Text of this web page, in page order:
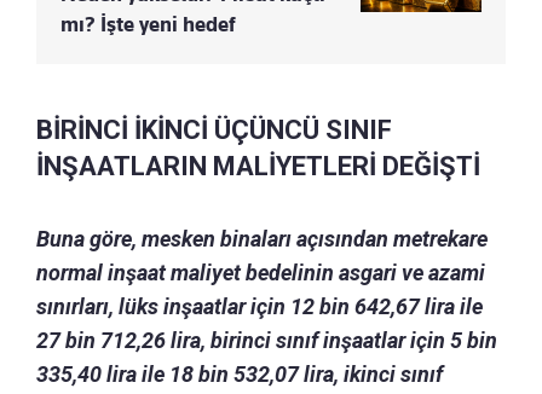
mı? İşte yeni hedef
BİRİNCİ İKİNCİ ÜÇÜNCÜ SINIF
İNŞAATLARIN MALİYETLERİ DEĞİŞTİ
Buna göre, mesken binaları açısından metrekare
normal inşaat maliyet bedelinin asgari ve azami
sınırları, lüks inşaatlar için 12 bin 642,67 lira ile
27 bin 712,26 lira, birinci sınıf inşaatlar için 5 bin
335,40 lira ile 18 bin 532,07 lira, ikinci sınıf